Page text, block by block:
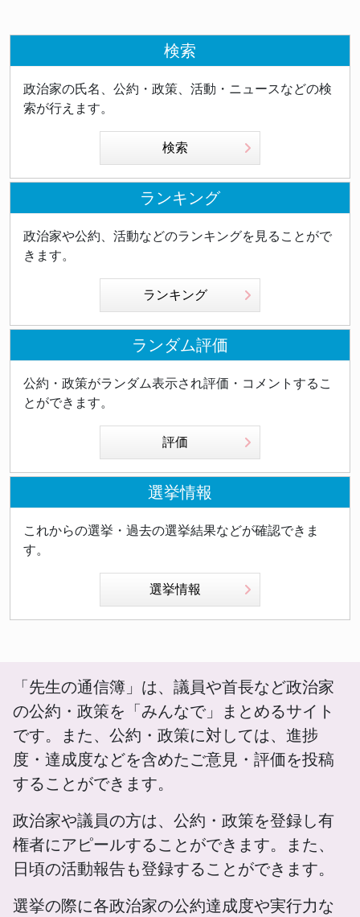
検索
政治家の氏名、公約・政策、活動・ニュースなどの検
索が行えます。
検索
ランキング
政治家や公約、活動などのランキングを見ることがで
きます。
ランキング
ランダム評価
公約・政策がランダム表示され評価・コメントするこ
とができます。
評価
選挙情報
これからの選挙・過去の選挙結果などが確認できま
す。
選挙情報
「先生の通信簿」は、議員や首長など政治家
の公約・政策を「みんなで」まとめるサイト
です。また、公約・政策に対しては、進捗
度・達成度などを含めたご意見・評価を投稿
することができます。
政治家や議員の方は、公約・政策を登録し有
権者にアピールすることができます。また、
日頃の活動報告も登録することができます。
選挙の際に各政治家の公約達成度や実行力な